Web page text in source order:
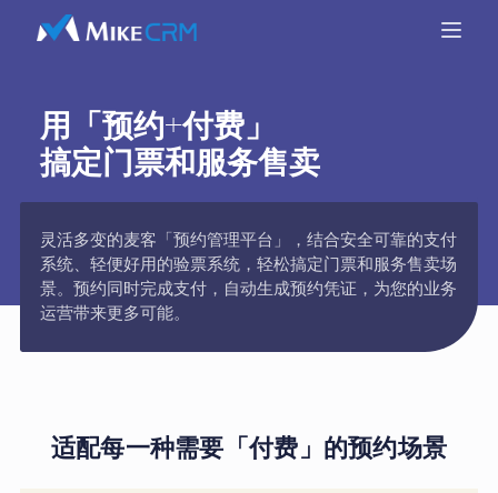
用「预约+付费」
搞定门票和服务售卖
灵活多变的麦客「预约管理平台」，结合安全可靠的支付
系统、轻便好用的验票系统，轻松搞定门票和服务售卖场
景。预约同时完成支付，自动生成预约凭证，为您的业务
运营带来更多可能。
适配每一种需要「付费」的预约场景